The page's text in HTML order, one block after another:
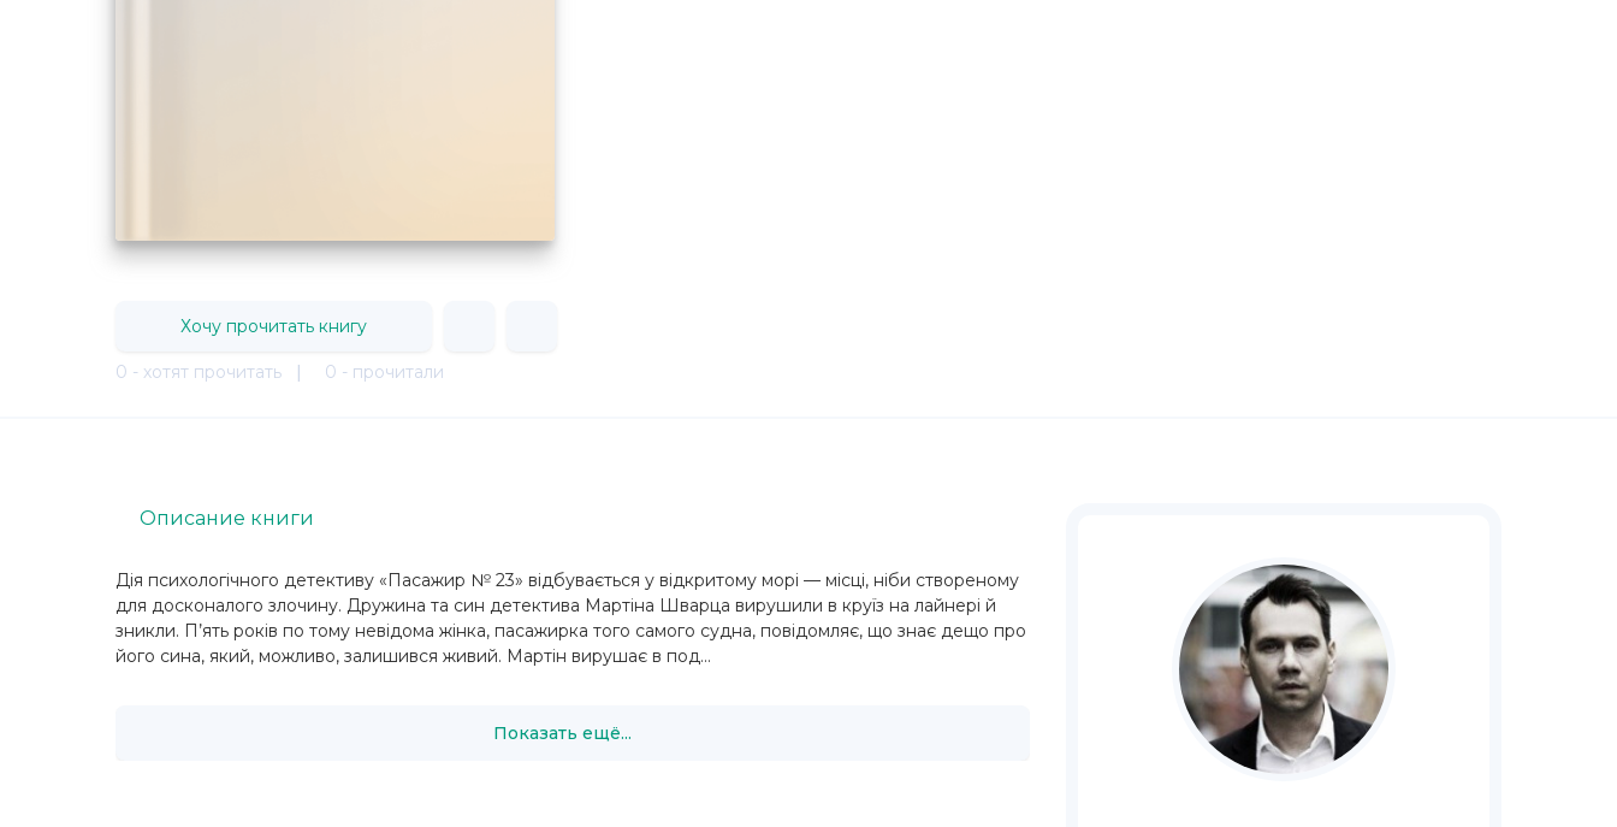
Хочу прочитать книгу
0 - хотят прочитать | 0 - прочитали
Дія психологічного детективу «Пасажир № 23» відбувається у відкритому морі — місці, ніби створеному
для досконалого злочину. Дружина та син детектива Мартіна Шварца вирушили в круїз на лайнері й
зникли. П’ять років по тому невідома жінка, пасажирка того самого судна, повідомляє, що знає дещо про
його сина, який, можливо, залишився живий. Мартін вирушає в под...
Показать ещё...
Описание книги